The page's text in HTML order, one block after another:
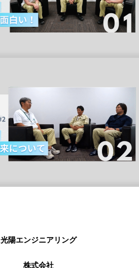
光陽エンジニアリング
株式会社